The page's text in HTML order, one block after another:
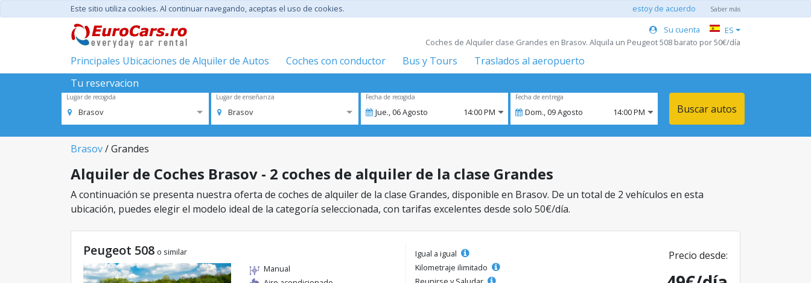
Este sitio utiliza cookies. Al continuar navegando, aceptas el uso de cookies. estoy de acuerdo Saber más
Su cuenta
ES
Coches de Alquiler clase Grandes en Brasov. Alquila un Peugeot 508 barato por 50€/día
Principales Ubicaciones de Alquiler de Autos Coches con conductor Bus y Tours
Traslados al aeropuerto
Tu reservacion
Lugar de recogida
Brasov
Lugar de enseñanza
Brasov
Fecha de recogida
Jue.,06Agosto 14:00 PM
Fecha de entrega
Dom.,09Agosto 14:00 PM Buscar autos
Brasov/ Grandes
Alquiler de Coches Brasov - 2 coches de alquiler de la clase Grandes
A continuación se presenta nuestra oferta de coches de alquiler de la clase Grandes, disponible en Brasov. De un total de 2 vehículos en esta
ubicación, puedes elegir el modelo ideal de la categoría seleccionada, con tarifas excelentes desde solo 50€/día.
Peugeot 508 o similar
Manual
Igual a igual
Kilometraje ilimitado
Precio desde: